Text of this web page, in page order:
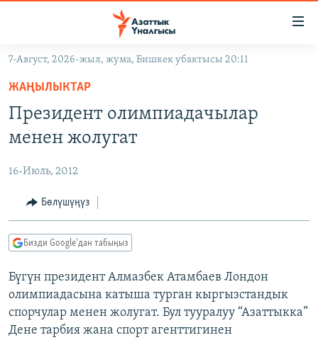
Навигацияга
өтүңүз
Издөөгө
салыңызКЫРГЫЗСТАН
ЭКОНОМИКА
МАДАНИЯТ
ДҮЙНӨ
БОРБОР АЗИЯ
АТАЙЫН ИЛИКТӨӨ
ТВ ПРОГРАММАЛАР
ЭКСПЕРТТЕР ТАЛДАЙТ
БИЗ ЖАНА ДҮЙНӨ
ЭЖЕ-СИҢДИЛЕР
ӨЗГӨЧӨ ПИКИР
Русский
ОНЛАЙН ШЕРИНЕ
7-Август, 2026-жыл, жума, Бишкек убактысы 20:11
ЖАҢЫЛЫКТАР
Президент олимпиадачылар
менен жолугат
16-Июль, 2012
Бөлүшүңүз
Бизди Google'дан табыңыз
Бүгүн президент Алмазбек Атамбаев Лондон
олимпиадасына катыша турган кыргызстандык
спорчулар менен жолугат. Бул тууралуу “Азаттыкка”
Дене тарбия жана спорт агенттигинен